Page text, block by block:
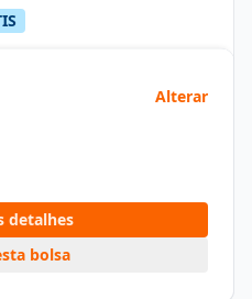
Alterar
detalhes
bolsa